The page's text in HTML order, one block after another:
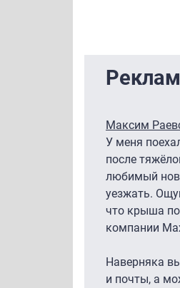
Максим
У меня
после
любимый
уезжать.
что крыша
компании
Наверняка
и почты, а